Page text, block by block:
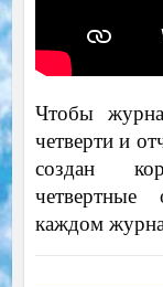
Чтобы
четверти и
создан
каждом